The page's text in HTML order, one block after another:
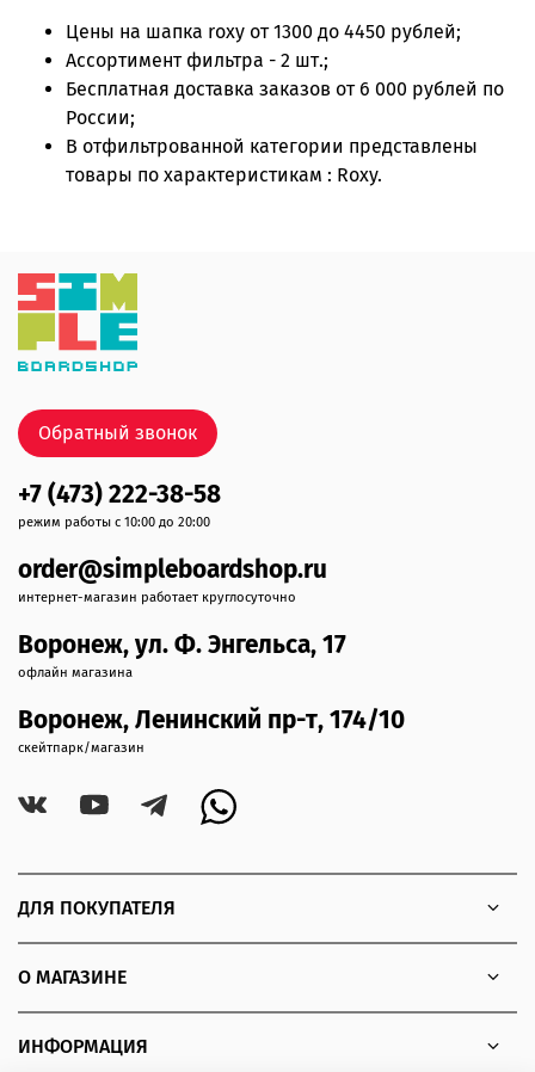
Цены на шапка roxy от 1300 до 4450 рублей;
Ассортимент фильтра - 2 шт.;
Бесплатная доставка заказов от 6 000 рублей по
России;
В отфильтрованной категории представлены
товары по характеристикам : Roxy.
ДЛЯ ПОКУПАТЕЛЯ
О МАГАЗИНЕ
ИНФОРМАЦИЯ
+7 (473) 222-38-58
режим работы с 10:00 до 20:00
order@simpleboardshop.ru
интернет-магазин работает круглосуточно
Воронеж, ул. Ф. Энгельса, 17
офлайн магазина
Воронеж, Ленинский пр-т, 174/10
скейтпарк/магазин
Обратный звонок